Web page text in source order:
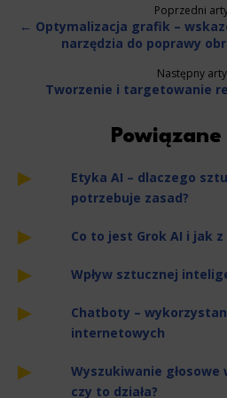
Poprzedni
← Optymalizacja grafik –
narzędzia do poprawy
Następny
Tworzenie i targetowanie
Etyka AI – dlaczego
potrzebuje zasad?
Co to jest Grok AI i jak
Wpływ sztucznej
Chatboty –
internetowych
Wyszukiwanie głosowe
czy to działa?